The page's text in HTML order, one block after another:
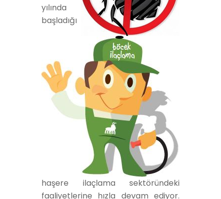
yılında
başladığı
haşere ilaçlama sektöründeki
faaliyetlerine hızla devam ediyor.